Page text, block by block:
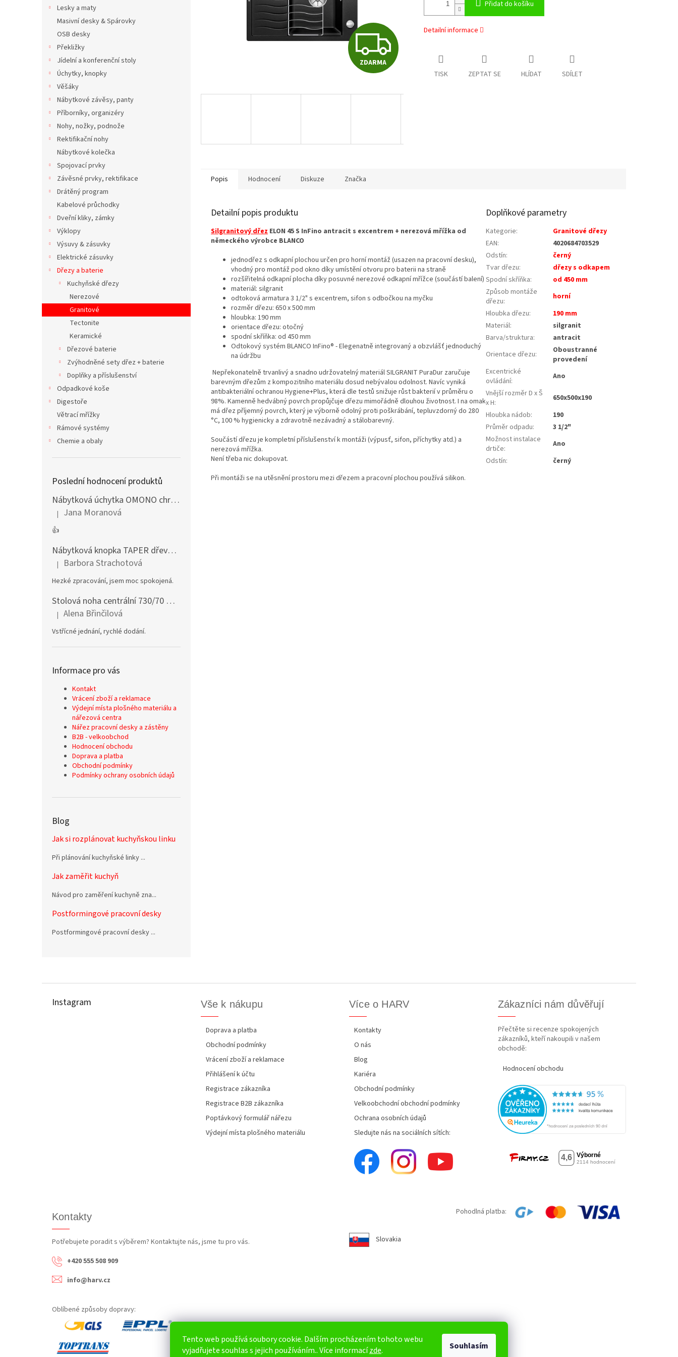
Tento web používá soubory cookie. Dalším procházením tohoto webu
vyjadřujete souhlas s jejich používáním.. Více informacízde. Souhlasím
Lesky a maty
Masivní desky & Spárovky
OSB desky
Překližky
Jídelní a konferenční stoly
Úchytky, knopky
Věšáky
Nábytkové závěsy, panty
Příborníky, organizéry
Nohy, nožky, podnože
Rektifikační nohy
Nábytkové kolečka
Spojovací prvky
Závěsné prvky, rektifikace
Drátěný program
Kabelové průchodky
Dveřní kliky, zámky
Výklopy
Výsuvy & zásuvky
Elektrické zásuvky
Dřezy a baterie
Kuchyňské dřezy
Nerezové
Granitové
Tectonite
Keramické
Dřezové baterie
Zvýhodněné sety dřez + baterie
Doplňky a příslušenství
Odpadkové koše
Digestoře
Větrací mřížky
Rámové systémy
Chemie a obaly
Poslední hodnocení produktů
Nábytková úchytka OMONO chrom lesklý
Hodnocení produktu je 5 z 5 hvězdiček.
| Jana Moranová
👍
Nábytková knopka TAPER dřevěná dub lakovaný
Hodnocení produktu je 5 z 5 hvězdiček.
| Barbora Strachotová
Hezké zpracování, jsem moc spokojená.
Stolová noha centrální 730/70 mm stříbrná
Hodnocení produktu je 5 z 5 hvězdiček.
| Alena Břinčilová
Vstřícné jednání, rychlé dodání.
Informace pro vás
Kontakt
Vrácení zboží a reklamace
Výdejní místa plošného materiálu a
nářezová centra
Nářez pracovní desky a zástěny
B2B - velkoobchod
Hodnocení obchodu
Doprava a platba
Obchodní podmínky
Podmínky ochrany osobních údajů
Blog
Jak si rozplánovat kuchyňskou linku
Při plánování kuchyňské linky ...
Jak zaměřit kuchyň
Návod pro zaměření kuchyně zna...
Postformingové pracovní desky
Postformingové pracovní desky ...
Z
D
R
A
ZDARMA
Přidat do košíku
Detailní informace
TISK ZEPTAT SE HLÍDAT SDÍLET
Popis Hodnocení Diskuze Značka
Detailní popis produktu
Silgranitový dřez ELON 45 S InFino antracit s excentrem + nerezová mřížka od
německého výrobce BLANCO
jednodřez s odkapní plochou určen pro horní montáž (usazen na pracovní desku),
vhodný pro montáž pod okno díky umístění otvoru pro baterii na straně
rozšířitelná odkapní plocha díky posuvné nerezové odkapní mřížce (součástí balení)
materiál: silgranit
odtoková armatura 3 1/2" s excentrem, sifon s odbočkou na myčku
rozměr dřezu: 650 x 500 mm
hloubka: 190 mm
orientace dřezu: otočný
spodní skříňka: od 450 mm
Odtokový systém BLANCO InFino® - Elegenatně integrovaný a obzvlášť jednoduchý
na údržbu
Nepřekonatelně trvanlivý a snadno udržovatelný materiál SILGRANIT PuraDur zaručuje
barevným dřezům z kompozitního materiálu dosud nebývalou odolnost. Navíc vyniká
antibakteriální ochranou Hygiene+Plus, která dle testů snižuje růst bakterií v průměru o
98%. Kamenně hedvábný povrch propůjčuje dřezu mimořádně dlouhou životnost. I na omak
má dřez příjemný povrch, který je výborně odolný proti poškrábání, tepluvzdorný do 280
°C, 100 % hygienicky a zdravotně nezávadný a stálobarevný.
Součástí dřezu je kompletní příslušenství k montáži (výpusť, sifon, příchytky atd.) a
nerezová mřížka.
Není třeba nic dokupovat.
Při montáži se na utěsnění prostoru mezi dřezem a pracovní plochou používá silikon.
Doplňkové parametry
Kategorie:
Granitové dřezy
EAN:
4020684703529
Odstín:
černý
Tvar dřezu:
dřezy s odkapem
Spodní skříňka:
od 450 mm
Způsob montáže
dřezu:
horní
Hloubka dřezu:
190 mm
Materiál:
silgranit
Barva/struktura:
antracit
Orientace dřezu:
Oboustranné
provedení
Excentrické
ovládání:
Ano
Vnější rozměr D x Š
x H:
650x500x190
Hloubka nádob:
190
Průměr odpadu:
3 1/2"
Možnost instalace
drtiče:
Ano
Odstín: černý
Instagram Vše k nákupu
Doprava a platba
Obchodní podmínky
Vrácení zboží a reklamace
Přihlášení k účtu
Registrace zákazníka
Registrace B2B zákazníka
Poptávkový formulář nářezu
Výdejní místa plošného materiálu
Více o HARV
Kontakty
O nás
Blog
Kariéra
Obchodní podmínky
Velkoobchodní obchodní podmínky
Ochrana osobních údajů
Sledujte nás na sociálních sítích:
Zákazníci nám důvěřují
Přečtěte si recenze spokojených
zákazníků, kteří nakoupili v našem
obchodě:
Hodnocení obchodu
Kontakty
Potřebujete poradit s výběrem? Kontaktujte nás, jsme tu pro vás.
+420 555 508 909
info@harv.cz
Pohodlná platba:
Slovakia
Oblíbené způsoby dopravy: